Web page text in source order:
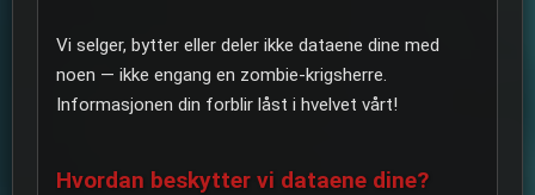
Vi selger, bytter eller deler ikke dataene dine med
noen — ikke engang en zombie-krigsherre.
Informasjonen din forblir låst i hvelvet vårt!
Hvordan beskytter vi dataene dine?